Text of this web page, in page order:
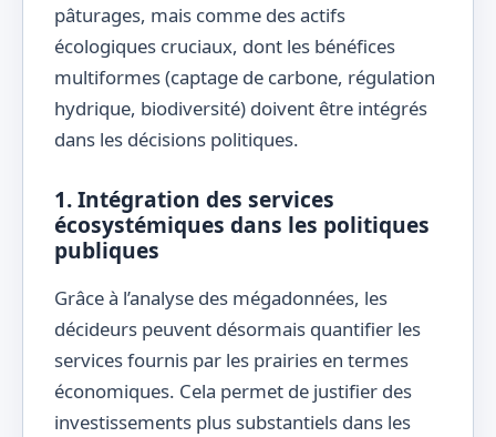
pâturages, mais comme des actifs
écologiques cruciaux, dont les bénéfices
multiformes (captage de carbone, régulation
hydrique, biodiversité) doivent être intégrés
dans les décisions politiques.
1. Intégration des services
écosystémiques dans les politiques
publiques
Grâce à l’analyse des mégadonnées, les
décideurs peuvent désormais quantifier les
services fournis par les prairies en termes
économiques. Cela permet de justifier des
investissements plus substantiels dans les